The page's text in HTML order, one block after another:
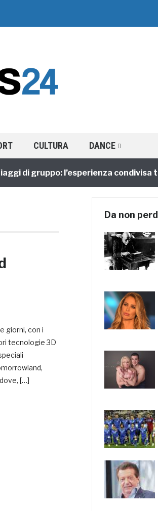
CULTURA DANCE
di gruppo: l’esperienza condivisa
giorni, con i
tecnologie 3D
[…]
Da non